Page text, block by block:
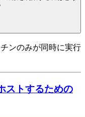
ンのみが同時に実行
ストするための